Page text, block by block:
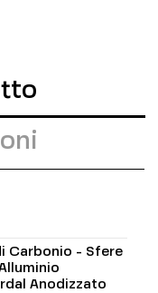
Carbonio - Sfere
Anodizzato